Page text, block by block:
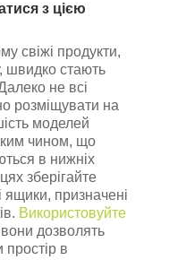
з цією
свіжі продукти,
швидко стають
не всі
розміщувати на
моделей
чином, що
в нижніх
зберігайте
ящики, призначені
Використовуйте
дозволять
простір в